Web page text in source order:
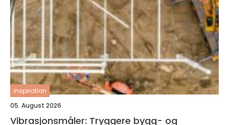
inspiration
05. August 2026
Vibrasjonsmåler: Tryggere bygg- og